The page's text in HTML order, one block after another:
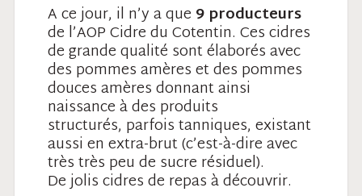
A ce jour, il n’y aque 9 producteurs
de l’AOP Cidre du Cotentin. Ces cidres
de grande qualité sont élaborés avec
des pommes amères et des pommes
douces amères donnant ainsi
naissance à des produits
structurés, parfois tanniques, existant
aussi en extra-brut (c’est-à-dire avec
très très peu de sucre résiduel).
Dejolis cidres de repas à découvrir.